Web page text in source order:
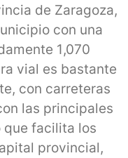
de Zaragoza,
con una
1,070
vial es bastante
con carreteras
las principales
que facilita los
provincial,